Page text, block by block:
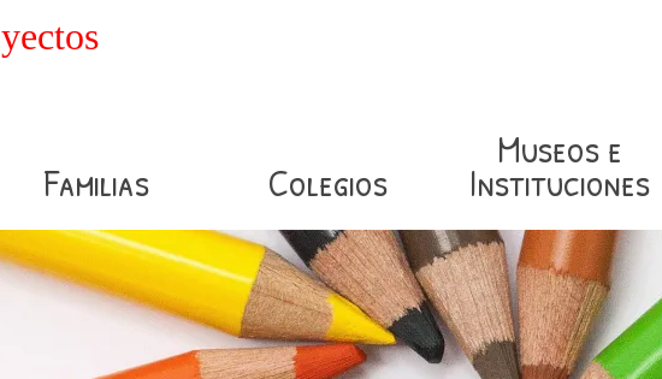
Familias Colegios
Museos e
Instituciones